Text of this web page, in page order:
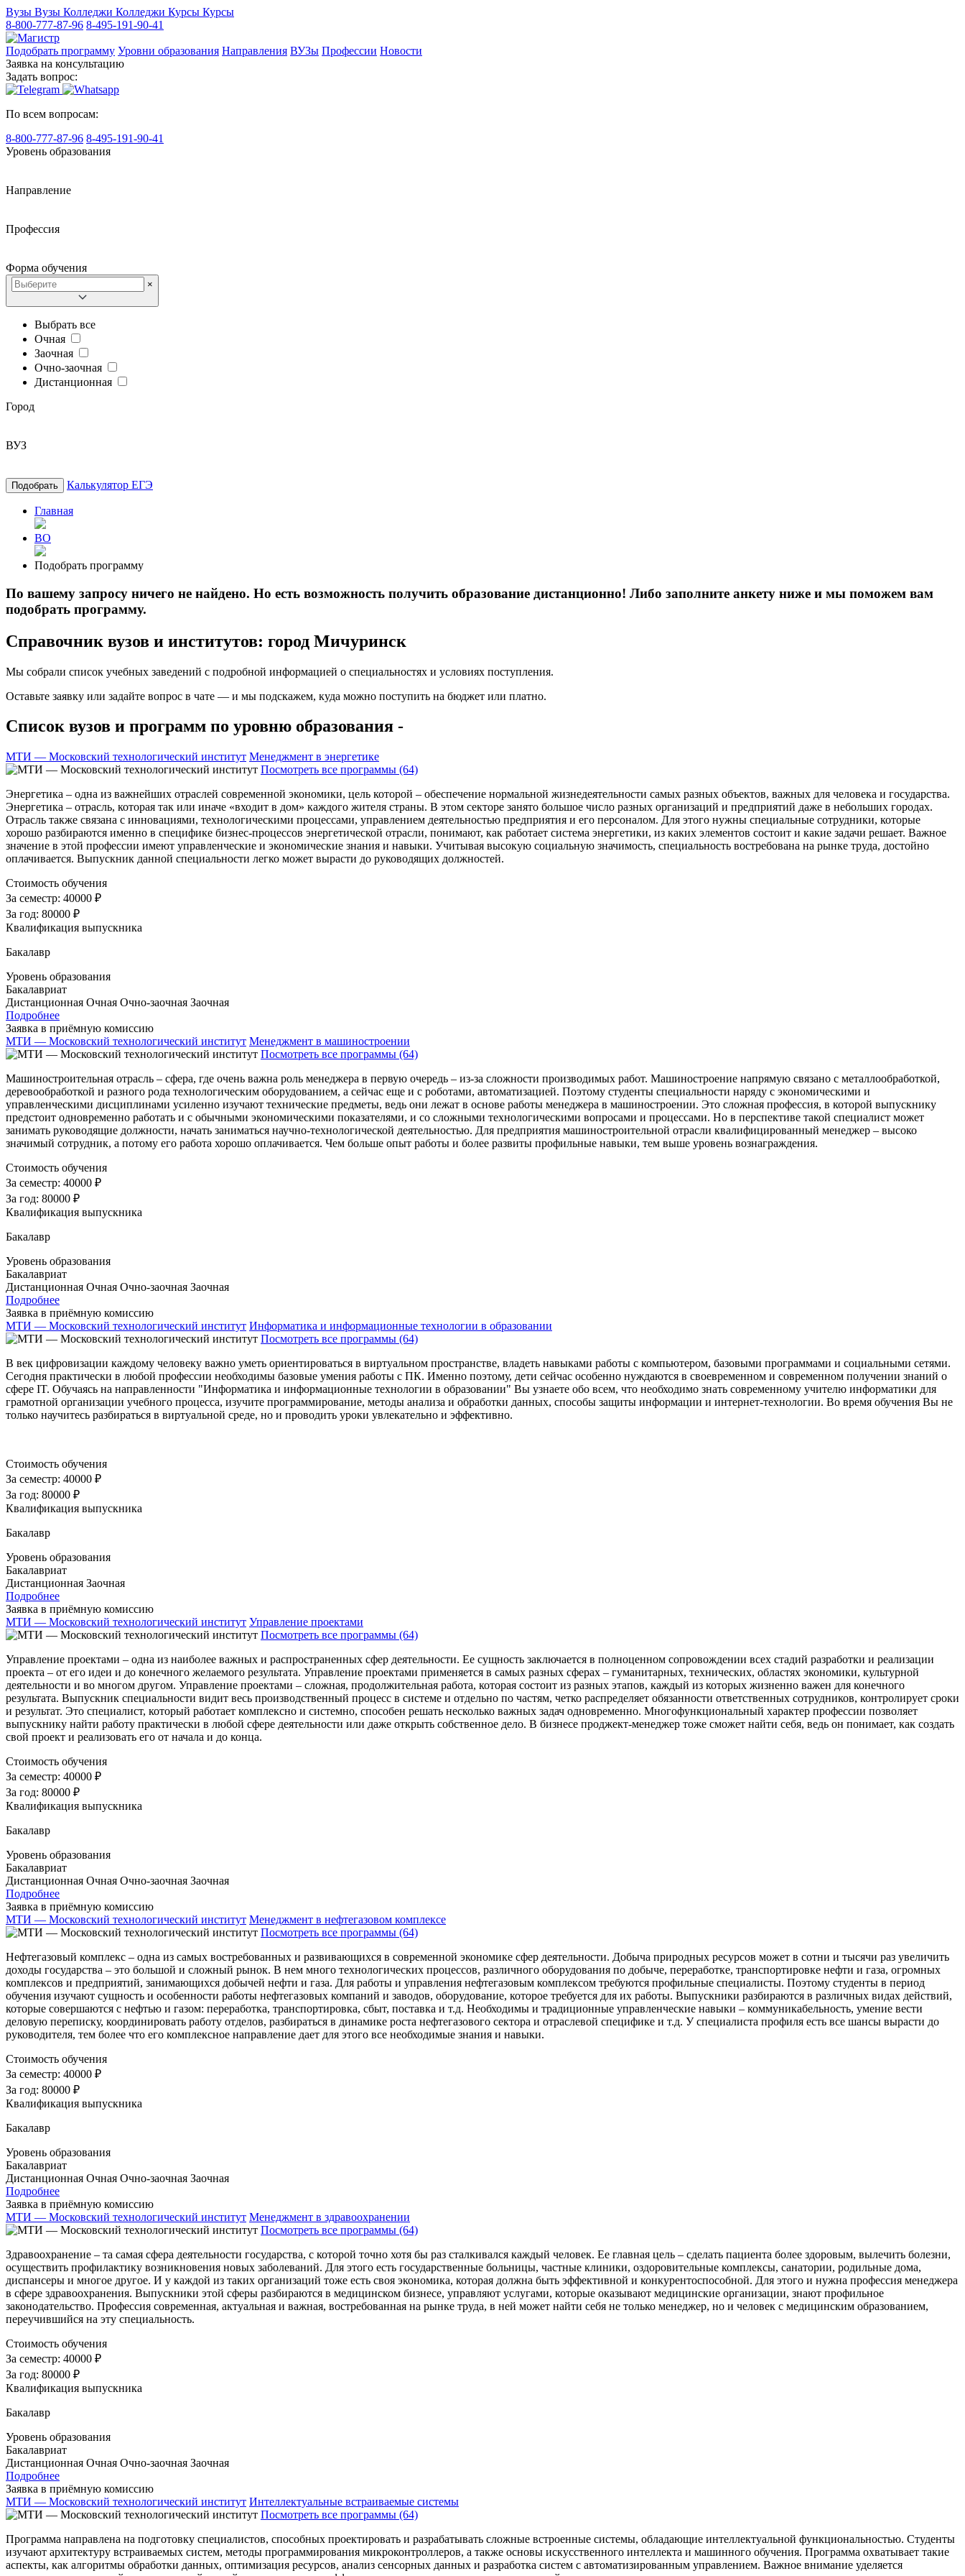
Вузы Вузы Колледжи Колледжи Курсы Курсы
8-800-777-87-96 8-495-191-90-41
Подобрать программу Уровни образования Направления ВУЗы Профессии Новости
Заявка на консультацию
Задать вопрос:
По всем вопросам:
8-800-777-87-96 8-495-191-90-41
Уровень образования
Направление
Профессия
Форма обучения
×
Выбрать все
Очная
Заочная
Очно-заочная
Дистанционная
Город
ВУЗ
Подобрать Калькулятор ЕГЭ
Главная
ВО
Подобрать программу
По вашему запросу ничего не найдено. Но есть возможность получить образование дистанционно! Либо заполните анкету ниже и мы поможем вам
подобрать программу.
Справочник вузов и институтов: город Мичуринск
Мы собрали список учебных заведений с подробной информацией о специальностях и условиях поступления.
Оставьте заявку или задайте вопрос в чате — и мы подскажем, куда можно поступить на бюджет или платно.
Список вузов и программ по уровню образования -
МТИ — Московский технологический институт Менеджмент в энергетике
Посмотреть все программы (64)
Энергетика – одна из важнейших отраслей современной экономики, цель которой – обеспечение нормальной жизнедеятельности самых разных объектов, важных для человека и государства.
Энергетика – отрасль, которая так или иначе «входит в дом» каждого жителя страны. В этом секторе занято большое число разных организаций и предприятий даже в небольших городах.
Отрасль также связана с инновациями, технологическими процессами, управлением деятельностью предприятия и его персоналом. Для этого нужны специальные сотрудники, которые
хорошо разбираются именно в специфике бизнес-процессов энергетической отрасли, понимают, как работает система энергетики, из каких элементов состоит и какие задачи решает. Важное
значение в этой профессии имеют управленческие и экономические знания и навыки. Учитывая высокую социальную значимость, специальность востребована на рынке труда, достойно
оплачивается. Выпускник данной специальности легко может вырасти до руководящих должностей.
Стоимость обучения
За семестр: 40000 ₽
За год: 80000 ₽
Квалификация выпускника
Бакалавр
Уровень образования
Бакалавриат
Дистанционная Очная Очно-заочная Заочная
Подробнее
Заявка в приёмную комиссию
МТИ — Московский технологический институт Менеджмент в машиностроении
Посмотреть все программы (64)
Машиностроительная отрасль – сфера, где очень важна роль менеджера в первую очередь – из-за сложности производимых работ. Машиностроение напрямую связано с металлообработкой,
деревообработкой и разного рода технологическим оборудованием, а сейчас еще и с роботами, автоматизацией. Поэтому студенты специальности наряду с экономическими и
управленческими дисциплинами усиленно изучают технические предметы, ведь они лежат в основе работы менеджера в машиностроении. Это сложная профессия, в которой выпускнику
предстоит одновременно работать и с обычными экономическими показателями, и со сложными технологическими вопросами и процессами. Но в перспективе такой специалист может
занимать руководящие должности, начать заниматься научно-технологической деятельностью. Для предприятия машиностроительной отрасли квалифицированный менеджер – высоко
значимый сотрудник, а потому его работа хорошо оплачивается. Чем больше опыт работы и более развиты профильные навыки, тем выше уровень вознаграждения.
Стоимость обучения
За семестр: 40000 ₽
За год: 80000 ₽
Квалификация выпускника
Бакалавр
Уровень образования
Бакалавриат
Дистанционная Очная Очно-заочная Заочная
Подробнее
Заявка в приёмную комиссию
МТИ — Московский технологический институт Информатика и информационные технологии в образовании
Посмотреть все программы (64)
В век цифровизации каждому человеку важно уметь ориентироваться в виртуальном пространстве, владеть навыками работы с компьютером, базовыми программами и социальными сетями.
Сегодня практически в любой профессии необходимы базовые умения работы с ПК. Именно поэтому, дети сейчас особенно нуждаются в своевременном и современном получении знаний о
сфере IT. Обучаясь на направленности "Информатика и информационные технологии в образовании" Вы узнаете обо всем, что необходимо знать современному учителю информатики для
грамотной организации учебного процесса, изучите программирование, методы анализа и обработки данных, способы защиты информации и интернет-технологии. Во время обучения Вы не
только научитесь разбираться в виртуальной среде, но и проводить уроки увлекательно и эффективно.
Стоимость обучения
За семестр: 40000 ₽
За год: 80000 ₽
Квалификация выпускника
Бакалавр
Уровень образования
Бакалавриат
Дистанционная Заочная
Подробнее
Заявка в приёмную комиссию
МТИ — Московский технологический институт Управление проектами
Посмотреть все программы (64)
Управление проектами – одна из наиболее важных и распространенных сфер деятельности. Ее сущность заключается в полноценном сопровождении всех стадий разработки и реализации
проекта – от его идеи и до конечного желаемого результата. Управление проектами применяется в самых разных сферах – гуманитарных, технических, областях экономики, культурной
деятельности и во многом другом. Управление проектами – сложная, продолжительная работа, которая состоит из разных этапов, каждый из которых жизненно важен для конечного
результата. Выпускник специальности видит весь производственный процесс в системе и отдельно по частям, четко распределяет обязанности ответственных сотрудников, контролирует сроки
и результат. Это специалист, который работает комплексно и системно, способен решать несколько важных задач одновременно. Многофункциональный характер профессии позволяет
выпускнику найти работу практически в любой сфере деятельности или даже открыть собственное дело. В бизнесе проджект-менеджер тоже сможет найти себя, ведь он понимает, как создать
свой проект и реализовать его от начала и до конца.
Стоимость обучения
За семестр: 40000 ₽
За год: 80000 ₽
Квалификация выпускника
Бакалавр
Уровень образования
Бакалавриат
Дистанционная Очная Очно-заочная Заочная
Подробнее
Заявка в приёмную комиссию
МТИ — Московский технологический институт Менеджмент в нефтегазовом комплексе
Посмотреть все программы (64)
Нефтегазовый комплекс – одна из самых востребованных и развивающихся в современной экономике сфер деятельности. Добыча природных ресурсов может в сотни и тысячи раз увеличить
доходы государства – это большой и сложный рынок. В нем много технологических процессов, различного оборудования по добыче, переработке, транспортировке нефти и газа, огромных
комплексов и предприятий, занимающихся добычей нефти и газа. Для работы и управления нефтегазовым комплексом требуются профильные специалисты. Поэтому студенты в период
обучения изучают сущность и особенности работы нефтегазовых компаний и заводов, оборудование, которое требуется для их работы. Выпускники разбираются в различных видах действий,
которые совершаются с нефтью и газом: переработка, транспортировка, сбыт, поставка и т.д. Необходимы и традиционные управленческие навыки – коммуникабельность, умение вести
деловую переписку, координировать работу отделов, разбираться в динамике роста нефтегазового сектора и отраслевой специфике и т.д. У специалиста профиля есть все шансы вырасти до
руководителя, тем более что его комплексное направление дает для этого все необходимые знания и навыки.
Стоимость обучения
За семестр: 40000 ₽
За год: 80000 ₽
Квалификация выпускника
Бакалавр
Уровень образования
Бакалавриат
Дистанционная Очная Очно-заочная Заочная
Подробнее
Заявка в приёмную комиссию
МТИ — Московский технологический институт Менеджмент в здравоохранении
Посмотреть все программы (64)
Здравоохранение – та самая сфера деятельности государства, с которой точно хотя бы раз сталкивался каждый человек. Ее главная цель – сделать пациента более здоровым, вылечить болезни,
осуществить профилактику возникновения новых заболеваний. Для этого есть государственные больницы, частные клиники, оздоровительные комплексы, санатории, родильные дома,
диспансеры и многое другое. И у каждой из таких организаций тоже есть своя экономика, которая должна быть эффективной и конкурентоспособной. Для этого и нужна профессия менеджера
в сфере здравоохранения. Выпускники этой сферы разбираются в медицинском бизнесе, управляют услугами, которые оказывают медицинские организации, знают профильное
законодательство. Профессия современная, актуальная и важная, востребованная на рынке труда, в ней может найти себя не только менеджер, но и человек с медицинским образованием,
переучившийся на эту специальность.
Стоимость обучения
За семестр: 40000 ₽
За год: 80000 ₽
Квалификация выпускника
Бакалавр
Уровень образования
Бакалавриат
Дистанционная Очная Очно-заочная Заочная
Подробнее
Заявка в приёмную комиссию
МТИ — Московский технологический институт Интеллектуальные встраиваемые системы
Посмотреть все программы (64)
Программа направлена на подготовку специалистов, способных проектировать и разрабатывать сложные встроенные системы, обладающие интеллектуальной функциональностью. Студенты
изучают архитектуру встраиваемых систем, методы программирования микроконтроллеров, а также основы искусственного интеллекта и машинного обучения. Программа охватывает такие
аспекты, как алгоритмы обработки данных, оптимизация ресурсов, анализ сенсорных данных и разработка систем с автоматизированным управлением. Важное внимание уделяется